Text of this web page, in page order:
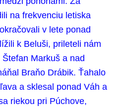
na frekvenciu letiska
v lete ponad
k Beluši, prileteli nám
Markuš a nad
Braňo Drábik. Ťahalo
a sklesal ponad Váh a
riekou pri Púchove,